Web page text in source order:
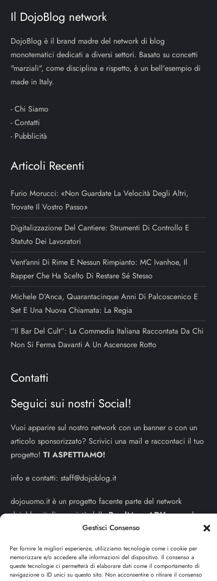
Gestisci Consenso
Per fornire le migliori esperienze, utilizziamo tecnologie come i cookie per
memorizzare e/o accedere alle informazioni del dispositivo. Il consenso a
queste tecnologie ci permetterà di elaborare dati come il comportamento di
navigazione o ID unici su questo sito. Non acconsentire o ritirare il consenso
Il DojoBlog network
DojoBlog è il brand madre del network di blog
monotematici dedicati a diversi settori. Basato su concetti
"marziali", come disciplina e rispetto, è un bell'esempio di
made in Italy.
-Chi Siamo
-Contatti
- Pubblicità
Articoli Recenti
Furio Morucci: «Non Guardate La Velocità Degli Altri,
Trovate Il Vostro Passo»
Digitalizzazione Del Cantiere: Strumenti Di Controllo E
Statuto Dei Lavoratori
Vent’anni Di Rime E Nessun Rimpianto: MC Ivanhoe, Il
Rapper Che Ha Scelto Di Restare Sé Stesso
Michele D’Anca, Quarantacinque Anni Di Palcoscenico E
Set E Una Nuova Chiamata: La Regia
“Il Bar Del Cult”: La Commedia Italiana Raccontata Da Chi
Non Si Ferma Davanti A Un Ascensore Rotto
Contatti
Seguici sui nostri Social!
Vuoi apparire sul nostro network con un banner o con un
articolo sponsorizzato? Scrivici una mail e raccontaci il tuo
progetto!TI ASPETTIAMO!
info e contatti:staff@dojoblog.it
dojouomo.it è un progetto facente parte del network
dojoblog.it di proprietà dellaReadMore ADVcon sede
legale in Via delle Sirene 34 - Roma - P.iva:
Sitemap-Privacy Policy - Cookie Policy